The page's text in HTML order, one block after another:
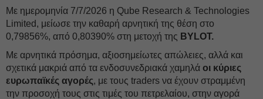
Με ημερομηνία 7/7/2026 η Qube Research & Technologies
Limited, μείωσε την καθαρή αρνητική της θέση στο
0,79856%, από 0,80390% στη μετοχή της BYLOT.
Με αρνητικά πρόσημα, αξιοσημείωτες απώλειες, αλλά και
σχετικά μακριά από τα ενδοσυνεδριακά χαμηλά οι κύριες
ευρωπαϊκές αγορές, με τους traders να έχουν στραμμένη
την προσοχή τους στις τιμές του πετρελαίου, στην αγορά